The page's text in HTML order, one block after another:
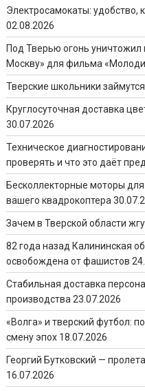
Электросамокаты: удобство,
02.08.2026
Под Тверью огонь
Москву» для фильма
Тверские школьники
Круглосуточная доставка
30.07.2026
Техническое
проверять и что это даёт
Бесколлекторные моторы
вашего квадрокоптера
Зачем в Тверской области
82 года назад Калининская
освобождена от фашистов
Стабильная доставка
производства 23.07.2026
«Волга» и тверский футбол:
смену эпох 18.07.2026
Георгий Бутковский —
16.07.2026